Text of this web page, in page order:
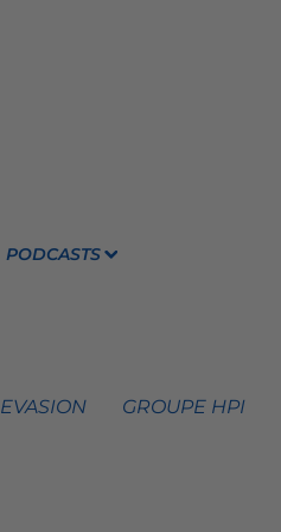
PODCASTS
GROUPE HPI